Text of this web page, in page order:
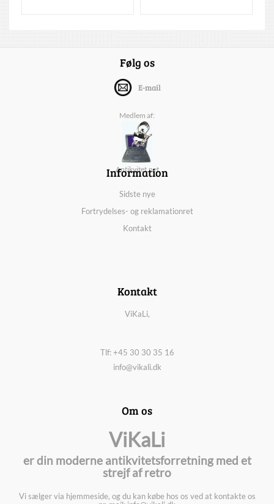
Følg os
E-mail
Medlem af:
Antikvitet.net
Information
Sidste nye
Fortrydelses- og reklamationret
Kontakt
Kontakt
ViKaLi,
Tlf: +45 30 30 35 16
info@vikali.dk
Om os
ViKaLi
er din moderne antikvitetsforretning med et
strejf af retro
Vi sælger via hjemmeside, og du kan købe hos os ved at kontakte os